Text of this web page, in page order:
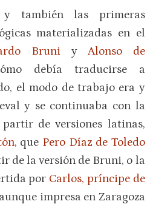
y también las primeras
materializadas en el
Bruni yAlonso de
debía traducirse a
el modo de trabajo era y
y se continuaba con la
de versiones latinas,
, que Pero Díaz de Toledo
de la versión de Bruni, o la
por Carlos, príncipe de
impresa en Zaragoza